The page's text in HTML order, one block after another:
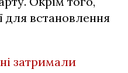
для встановлення
затримали